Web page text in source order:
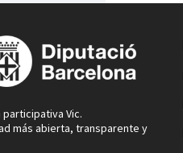
Vic.
más abierta, transparente y